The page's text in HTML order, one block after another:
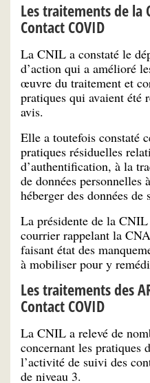
Les traitements de la
Contact COVID
La CNIL a constaté le
d’action qui a amélioré
œuvre du traitement et
pratiques qui avaient été
avis.
Elle a toutefois constaté
pratiques résiduelles
d’authentification, à la
de données
héberger des données de
La présidente de la CNIL
courrier rappelant la
faisant état des
à mobiliser pour y
Les traitements des
Contact COVID
La CNIL a relevé de
concernant les pratiques
l’activité de suivi des
de niveau 3.